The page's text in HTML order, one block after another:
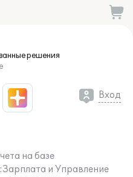
решения
Вход
на базе
и Управление